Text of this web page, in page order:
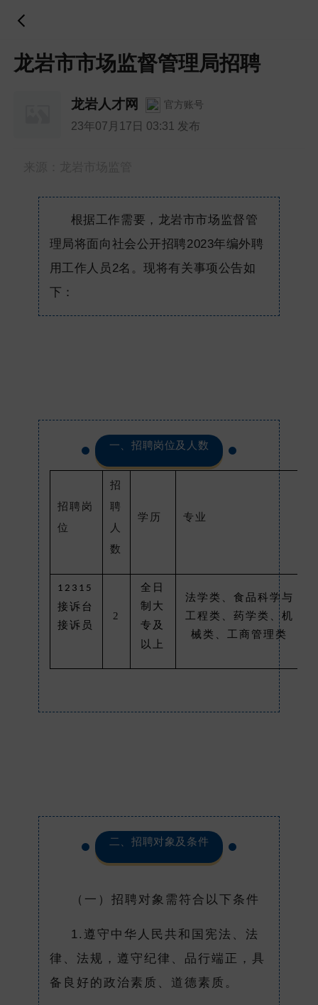
龙岩市市场监督管理局招聘
龙岩人才网 官方账号
23年07月17日 03:31 发布
根据工作需要，龙岩市市场监督管
理局将面向社会公开招聘2023年编外聘
用工作人员2名。现将有关事项公告如
下：
一、招聘岗位及人数
招聘岗
位
招
聘
人
数
学历 专业
12315
接诉台
接诉员
2
全日
制 大
专及
以上
法学类、食品科学与
工程类、药学类、机
械类、工商管理类
二、招聘对象及条件
（一）招聘对象需符合以下条件
1.遵守中华人民共和国宪法、法
律、法规，遵守纪律、品行端正，具
备良好的政治素质、道德素质。